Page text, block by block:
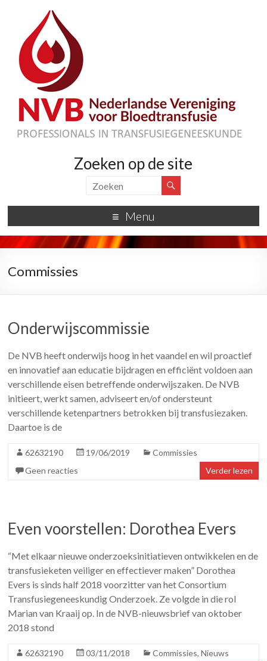
Zoeken op de site
Menu
Commissies
Onderwijscommissie
De NVB heeft onderwijs hoog in het vaandel en wil proactief
en innovatief aan educatie bijdragen en efficiënt voldoen aan
verschillende eisen betreffende onderwijszaken. De NVB
initieert, werkt samen, adviseert en/of ondersteunt
verschillende ketenpartners betrokken bij transfusiezaken.
Daartoe is de
62632190 19/06/2019
Commissies
Geen reacties
Verder lezen
Even voorstellen: Dorothea Evers
“Met elkaar nieuwe onderzoeksinitiatieven ontwikkelen en de
transfusieketen veiliger en effectiever maken” Dorothea
Evers is sinds half 2018 voorzitter van het Consortium
Transfusiegeneeskundig Onderzoek. Ze volgde in die rol
Marian van Kraaij op. In de NVB-nieuwsbrief van oktober
2018 stond
62632190 03/11/2018 Commissies,Nieuws